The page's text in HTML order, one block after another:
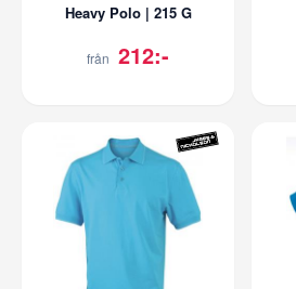
Heavy Polo | 215 G
från 212:-